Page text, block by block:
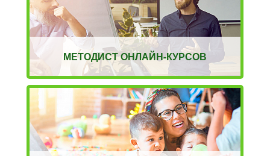
МЕТОДИСТ ОНЛАЙН-КУРСОВ